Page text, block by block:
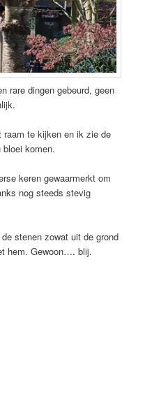
rare dingen gebeurd, geen
te kijken en ik zie de
komen.
keren gewaarmerkt om
nog steeds stevig
stenen zowat uit de grond
hem. Gewoon…. blij.